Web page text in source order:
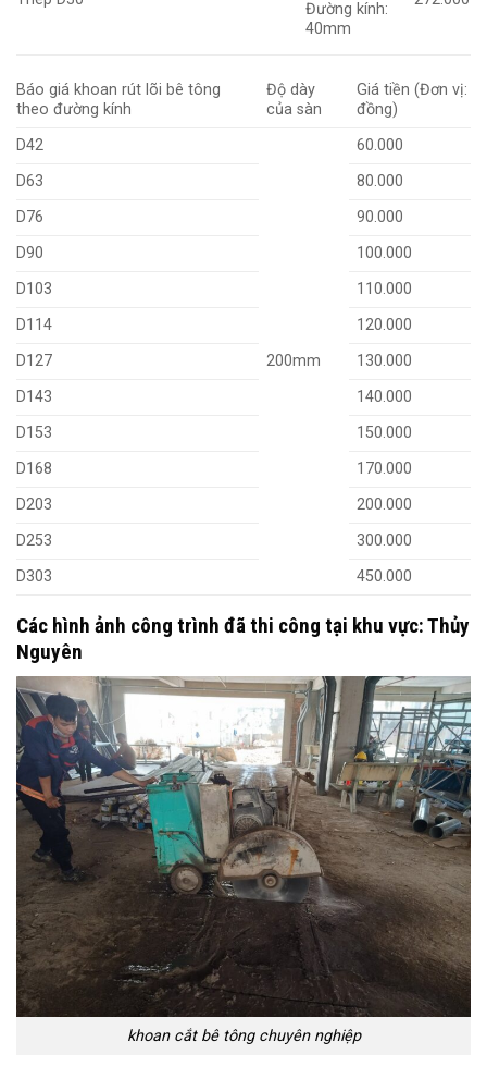
Đường kính:
40mm
Báo giá khoan rút lõi bê tông
theo đường kính
Độ dày
của sàn
Giá tiền (Đơn vị:
đồng)
D42
200mm
60.000
D63
80.000
D76
90.000
D90
100.000
D103
110.000
D114
120.000
D127
130.000
D143
140.000
D153
150.000
D168
170.000
D203
200.000
D253
300.000
D303
450.000
Các hình ảnh công trình đã thi công tại khu vực: Thủy
Nguyên
khoan cắt bê tông chuyên nghiệp